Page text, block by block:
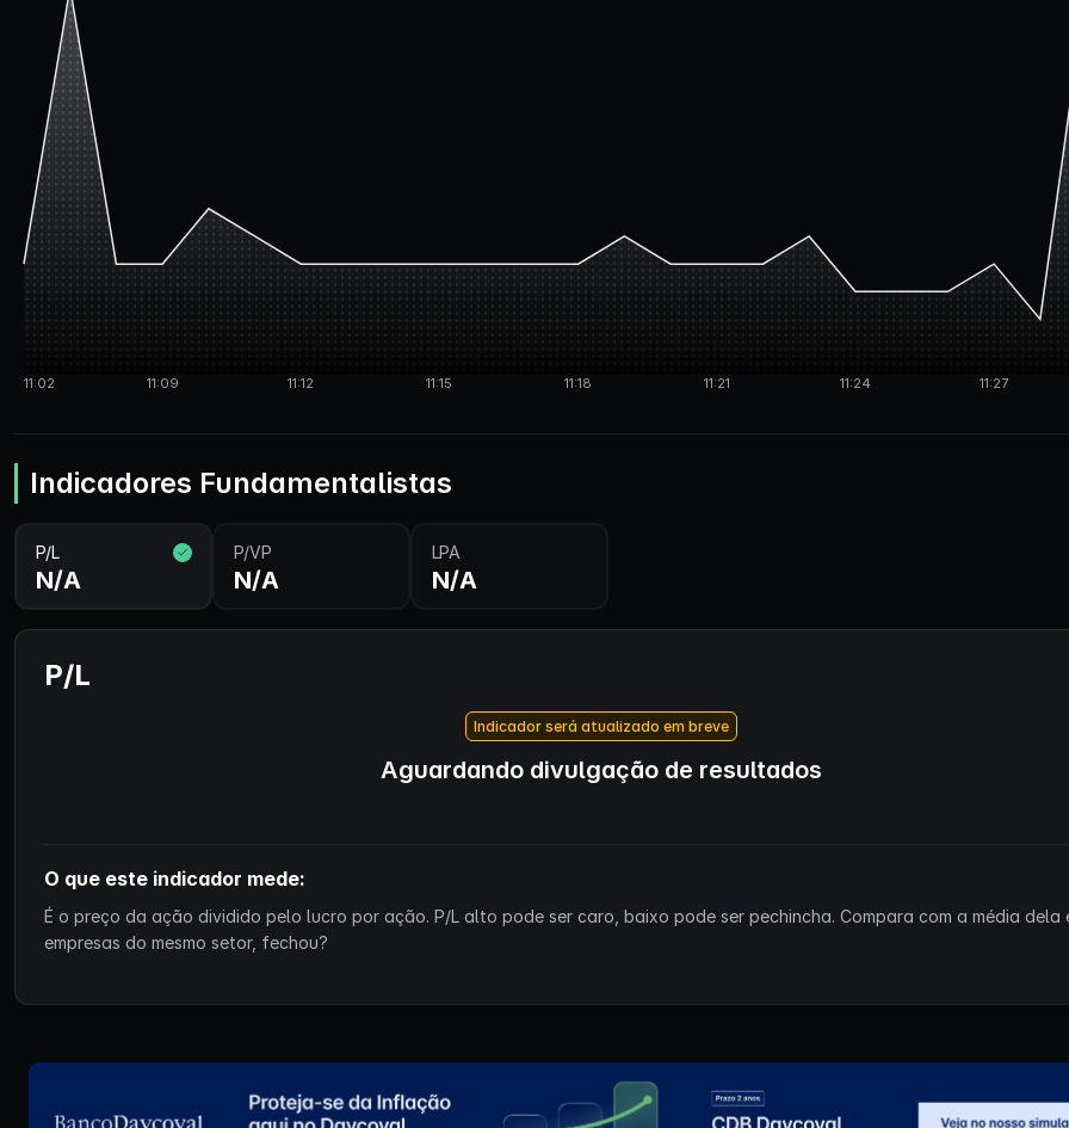
Indicadores Fundamentalistas
P/L
N/A
P/VP
N/A
LPA
N/A
P/L
Indicador será atualizado em breve
Aguardando divulgação de resultados
O que este indicador mede:
É o preço da ação dividido pelo lucro por ação. P/L alto pode ser caro, baixo pode ser pechincha. Compara com a média dela
empresas do mesmo setor, fechou?